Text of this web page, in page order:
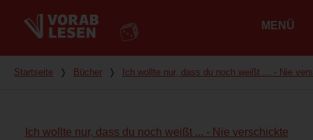
MENÜ
Du bist hier
Startseite ❭ Bücher ❭ Ich wollte nur, dass du noch weißt ... - Nie
Ich wollte nur, dass du noch weißt ... - Nie verschickte